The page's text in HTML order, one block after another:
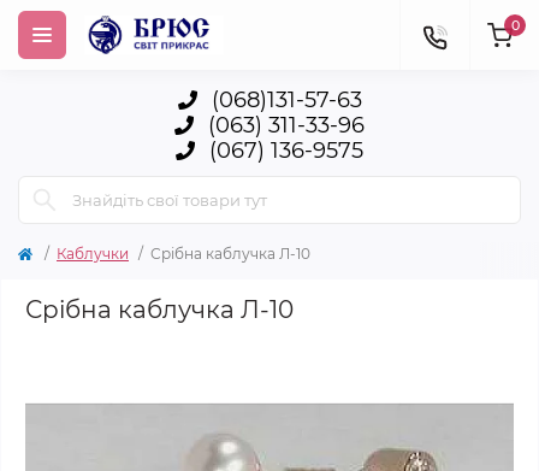
(068)131-57-63
(063) 311-33-96
(067) 136-9575
0
Каблучки Срібна каблучка Л-10
Срібна каблучка Л-10